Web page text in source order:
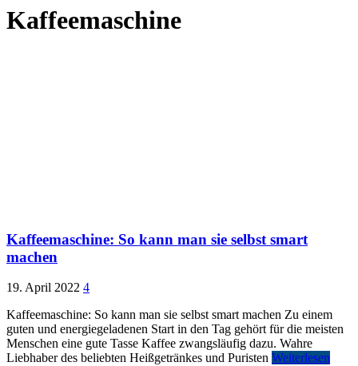
Kaffeemaschine
Kaffeemaschine: So kann man sie selbst smart
machen
19. April 2022 4
Kaffeemaschine: So kann man sie selbst smart machen Zu einem
guten und energiegeladenen Start in den Tag gehört für die meisten
Menschen eine gute Tasse Kaffee zwangsläufig dazu. Wahre
Liebhaber des beliebten Heißgetränkes und Puristen Weiterlesen